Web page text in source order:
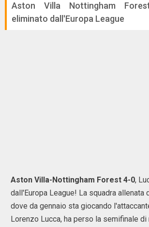
Aston Villa Nottingham
eliminato dall'Europa League
Aston Villa-Nottingham Forest 4-0,
dall'Europa League! La squadra allenata
dove da gennaio sta giocando
Lorenzo Lucca, ha perso la semifinale